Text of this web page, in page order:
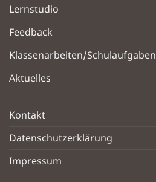
Lernstudio
Feedback
Klassenarbeiten/Schulaufgaben
Aktuelles
Kontakt
Datenschutzerklärung
Impressum